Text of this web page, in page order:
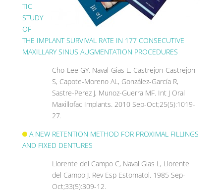
TIC
STUDY
OF
THE IMPLANT SURVIVAL RATE IN 177 CONSECUTIVE
MAXILLARY SINUS AUGMENTATION PROCEDURES
Cho-Lee GY, Naval-Gias L, Castrejon-Castrejon
S, Capote-Moreno AL, González-García R,
Sastre-Perez J, Munoz-Guerra MF. Int J Oral
Maxillofac Implants. 2010 Sep-Oct;25(5):1019-
27.
A NEW RETENTION METHOD FOR PROXIMAL FILLINGS
AND FIXED DENTURES
Llorente del Campo C, Naval Gias L, Llorente
del Campo J. Rev Esp Estomatol. 1985 Sep-
Oct;33(5):309-12.